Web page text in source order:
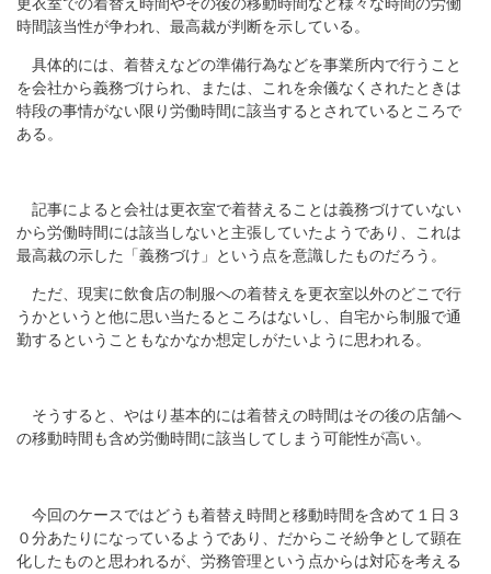
更衣室での着替え時間やその後の移動時間など様々な時間の労働
時間該当性が争われ、最高裁が判断を示している。
具体的には、着替えなどの準備行為などを事業所内で行うこと
を会社から義務づけられ、または、これを余儀なくされたときは
特段の事情がない限り労働時間に該当するとされているところで
ある。
記事によると会社は更衣室で着替えることは義務づけていない
から労働時間には該当しないと主張していたようであり、これは
最高裁の示した「義務づけ」という点を意識したものだろう。
ただ、現実に飲食店の制服への着替えを更衣室以外のどこで行
うかというと他に思い当たるところはないし、自宅から制服で通
勤するということもなかなか想定しがたいように思われる。
そうすると、やはり基本的には着替えの時間はその後の店舗へ
の移動時間も含め労働時間に該当してしまう可能性が高い。
今回のケースではどうも着替え時間と移動時間を含めて１日３
０分あたりになっているようであり、だからこそ紛争として顕在
化したものと思われるが、労務管理という点からは対応を考える